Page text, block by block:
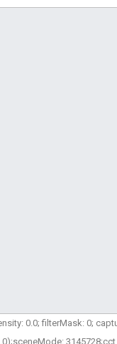
0.0; filterMask: 0;